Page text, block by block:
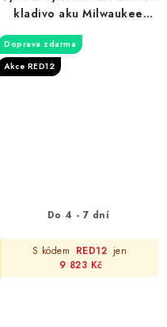
kladivo aku Milwaukee
16 mm se speciálním
odsáváním prachu
Doprava zdarma
Akce RED12
Do 4 - 7 dní
S kódem RED12 jen
9 823 Kč